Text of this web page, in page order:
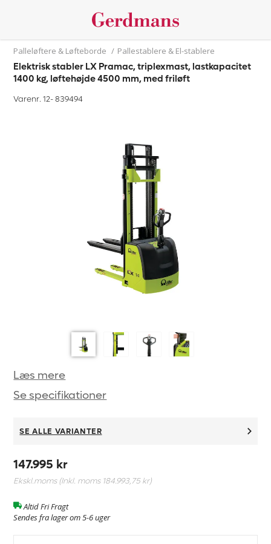
Palleløftere & Løfteborde / Pallestablere & El-stablere
Elektrisk stabler LX Pramac, triplexmast, lastkapacitet
1400 kg, løftehøjde 4500 mm, med friløft
Varenr. 12-839494
Læs mere
Se specifikationer
SE ALLE VARIANTER
147.995 kr
Ekskl.moms (Inkl. moms 184.993,75 kr)
Altid Fri Fragt
Sendes fra lager om 5-6 uger